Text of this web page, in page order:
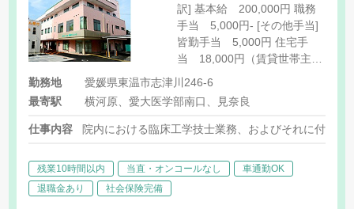
訳] 基本給 200,000円 職務
手当 5,000円- [その他手当]
皆勤手当 5,000円 住宅手
当 18,000円（賃貸世帯主の
み）※持ち家の場合は別途相
談 早出手当 夜間透析手当
勤務地
愛媛県東温市志津川246-6
最寄駅
横河原、愛大医学部南口、見奈良
仕事内容 院内における臨床工学技士業務、およびそれに付随す
残業10時間以内 当直・オンコールなし
車通勤OK
退職金あり
社会保険完備